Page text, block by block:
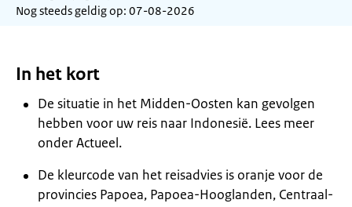
Nog steeds geldig op: 07-08-2026
In het kort
De situatie in het Midden-Oosten kan gevolgen
hebben voor uw reis naar Indonesië. Lees meer
onder Actueel.
De kleurcode van het reisadvies is oranje voor de
provincies Papoea, Papoea-Hooglanden, Centraal-